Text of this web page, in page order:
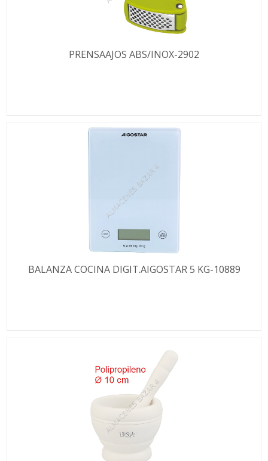
PRENSAAJOS ABS/INOX-2902
BALANZA COCINA DIGIT.AIGOSTAR 5 KG-10889